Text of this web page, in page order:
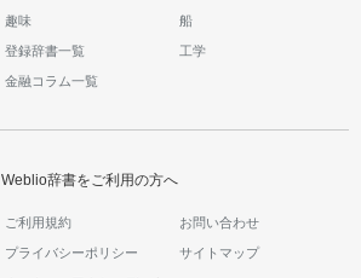
趣味 船
登録辞書一覧 工学
金融コラム一覧
Weblio辞書をご利用の方へ
ご利用規約 お問い合わせ
プライバシーポリシー サイトマップ